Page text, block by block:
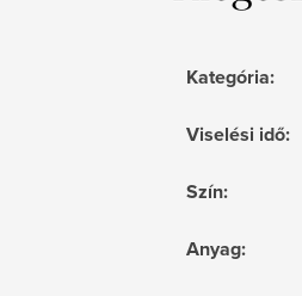
Kategória:
Viselési idő:
Szín:
Anyag: